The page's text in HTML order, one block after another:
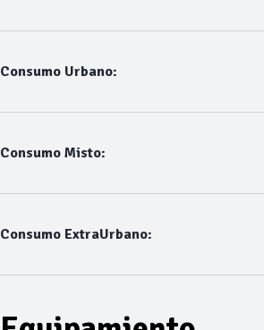
Consumo Urbano:
Consumo Misto:
Consumo ExtraUrbano: